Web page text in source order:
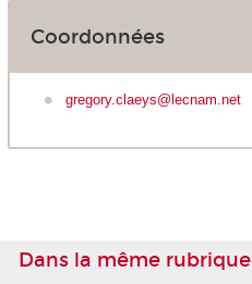
Coordonnées
gregory.claeys@lecnam.net
Dans la même rubrique